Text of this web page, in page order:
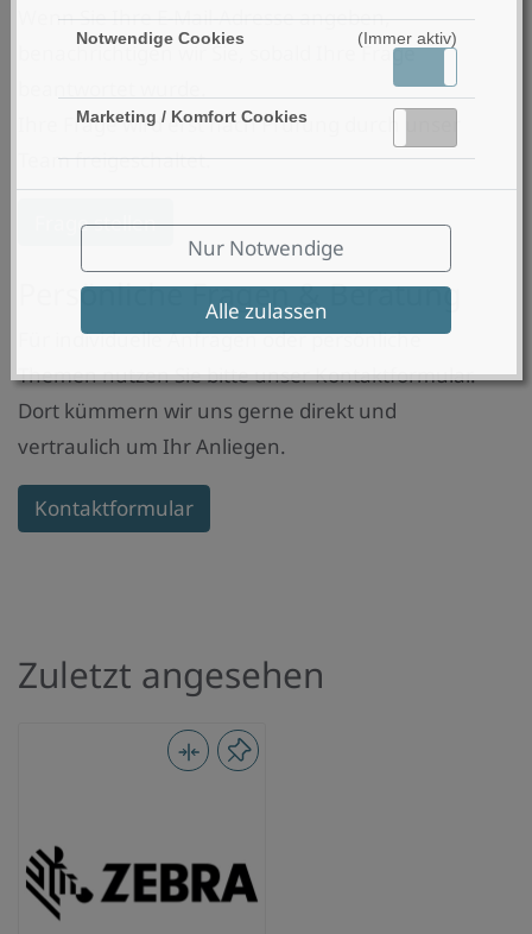
Notwendige Cookies (Immer aktiv)
Marketing / Komfort Cookies
Nur Notwendige
Alle zulassen
Wenn Sie Ihre E-Mail-Adresse angeben,
benachrichtigen wir Sie, sobald Ihre Frage
Ihre Frage wird erst nach Prüfung durch unser
Team freigeschaltet.
Frage stellen
Persönliche Fragen & Beratung
Für individuelle Anfragen oder persönliche
Themen nutzen Sie bitte unser Kontaktformular.
Dort kümmern wir uns gerne direkt und
vertraulich um Ihr Anliegen.
Kontaktformular
Zuletzt angesehen